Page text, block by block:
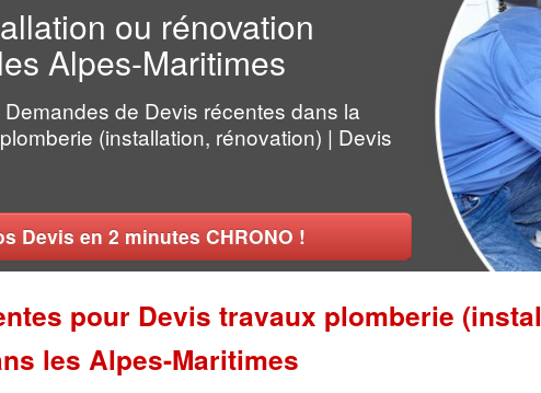
ou rénovation
Alpes-Maritimes
de Devis récentes dans la
(installation, rénovation) | Devis
Devis en 2 minutes CHRONO !
pour Devis travaux plomberie
les Alpes-Maritimes